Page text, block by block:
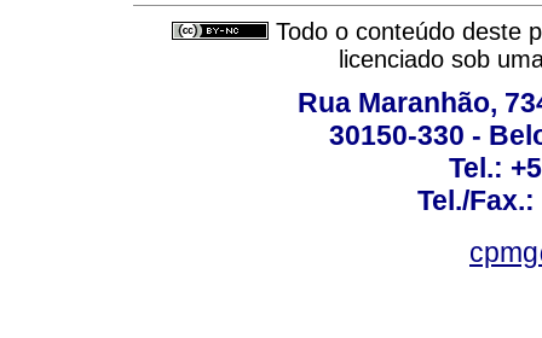
Todo o conteúdo deste
licenciado sob
Rua Maranhão,
30150-330 -
Tel.:
Tel./Fax.: